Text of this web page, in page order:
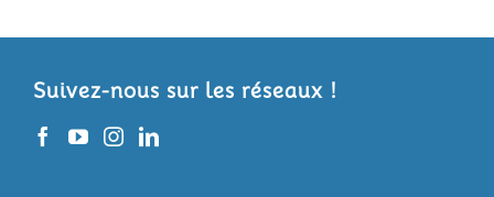
Suivez-nous sur les réseaux !